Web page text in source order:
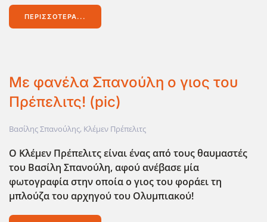
ΠΕΡΙΣΣΌΤΕΡΑ...
Με φανέλα Σπανούλη ο γιος του
Πρέπελιτς! (pic)
Βασίλης Σπανούλης, Κλέμεν Πρέπελιτς
Ο Κλέμεν Πρέπελιτς είναι ένας από τους θαυμαστές
του Βασίλη Σπανούλη, αφού ανέβασε μία
φωτογραφία στην οποία ο γιος του φοράει τη
μπλούζα του αρχηγού του Ολυμπιακού!